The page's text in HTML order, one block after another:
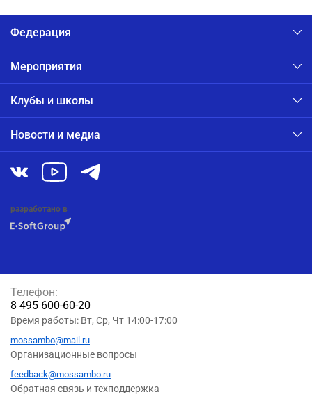
Федерация
Мероприятия
Клубы и школы
Новости и медиа
разработано в
Телефон:
8 495 600-60-20
Время работы: Вт, Ср, Чт 14:00-17:00
mossambo@mail.ru
Организационные вопросы
feedback@mossambo.ru
Обратная связь и техподдержка